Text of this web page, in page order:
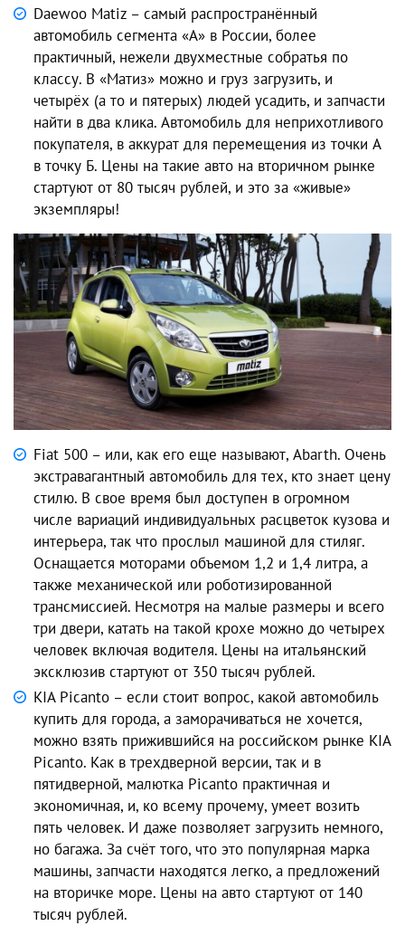
Daewoo Matiz – самый распространённый
автомобиль сегмента «А» в России, более
практичный, нежели двухместные собратья по
классу. В «Матиз» можно и груз загрузить, и
четырёх (а то и пятерых) людей усадить, и запчасти
найти в два клика. Автомобиль для неприхотливого
покупателя, в аккурат для перемещения из точки А
в точку Б. Цены на такие авто на вторичном рынке
стартуют от 80 тысяч рублей, и это за «живые»
экземпляры!
Fiat 500 – или, как его еще называют, Abarth. Очень
экстравагантный автомобиль для тех, кто знает цену
стилю. В свое время был доступен в огромном
числе вариаций индивидуальных расцветок кузова и
интерьера, так что прослыл машиной для стиляг.
Оснащается моторами объемом 1,2 и 1,4 литра, а
также механической или роботизированной
трансмиссией. Несмотря на малые размеры и всего
три двери, катать на такой крохе можно до четырех
человек включая водителя. Цены на итальянский
эксклюзив стартуют от 350 тысяч рублей.
KIA Picanto – если стоит вопрос, какой автомобиль
купить для города, а заморачиваться не хочется,
можно взять прижившийся на российском рынке KIA
Picanto. Как в трехдверной версии, так и в
пятидверной, малютка Picanto практичная и
экономичная, и, ко всему прочему, умеет возить
пять человек. И даже позволяет загрузить немного,
но багажа. За счёт того, что это популярная марка
машины, запчасти находятся легко, а предложений
на вторичке море. Цены на авто стартуют от 140
тысяч рублей.